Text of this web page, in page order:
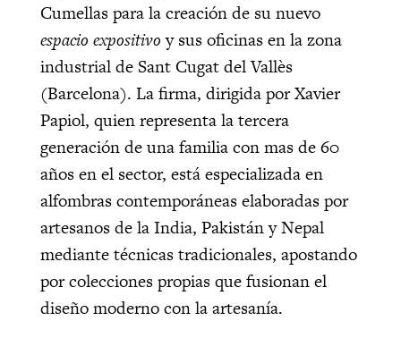
Cumellas para la creación de su nuevo
espacio expositivoy sus oficinas en la zona
industrial de Sant Cugat del Vallès
(Barcelona). La firma, dirigida por Xavier
Papiol, quien representa la tercera
generación de una familia con mas de 60
años en el sector, está especializada en
alfombras contemporáneas elaboradas por
artesanos de la India, Pakistán y Nepal
mediante técnicas tradicionales, apostando
por colecciones propias que fusionan el
diseño moderno con la artesanía.